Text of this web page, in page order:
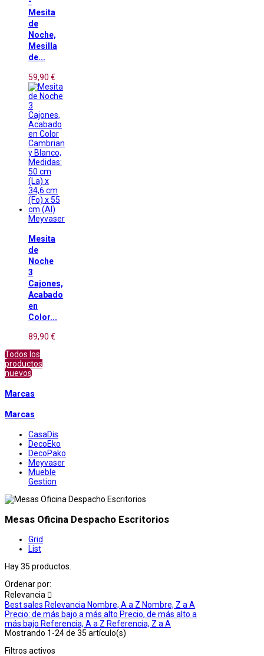
Mesita
de
Noche,
Mesilla
de...
59,90 €
Meyvaser
Mesita
de
Noche
3
Cajones,
Acabado
en
Color...
89,90 €
Todos los
productos
nuevos
Marcas
Marcas
CasaDis
DecoEko
DecoPako
Meyvaser
Mueble
Gestion
Mesas Oficina Despacho Escritorios
Grid
List
Hay 35 productos.
Ordenar por:
Relevancia 
Best sales Relevancia Nombre, A a Z Nombre, Z a A
Precio: de más bajo a más alto Precio, de más alto a
más bajo Referencia, A a Z Referencia, Z a A
Mostrando 1-24 de 35 artículo(s)
Filtros activos